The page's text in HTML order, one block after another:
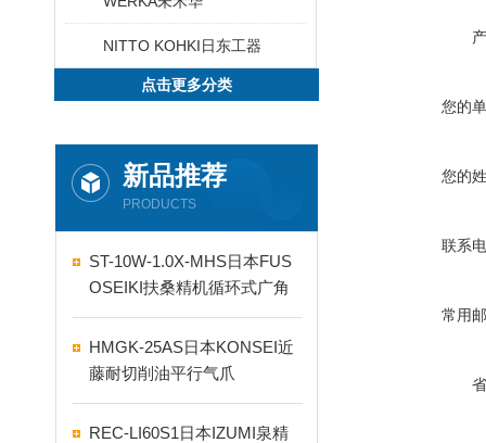
NITTO KOHKI日东工器
点击更多分类
新品推荐
PRODUCTS
ST-10W-1.0X-MHS日本FUS
OSEIKI扶桑精机循环式广角
自动喷嘴
HMGK-25AS日本KONSEI近
藤耐切削油平行气爪
REC-LI60S1日本IZUMI泉精
您的
您的
联系
常用